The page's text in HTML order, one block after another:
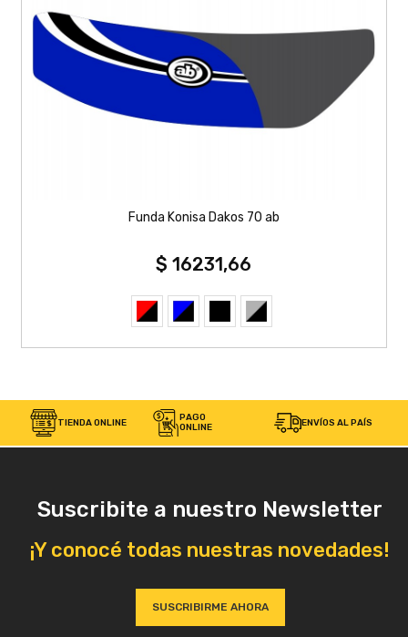
Funda Konisa Dakos 70 ab
$ 16231,66
TIENDA ONLINE
PAGO
ONLINE
ENVÍOS AL PAÍS
Suscribite a nuestro Newsletter
¡Y conocé todas nuestras novedades!
SUSCRIBIRME AHORA